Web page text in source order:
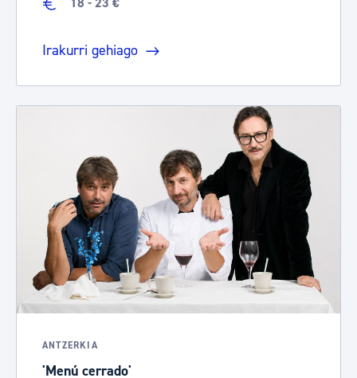
18 - 23 €
Irakurri gehiago
ANTZERKIA
'Menú cerrado'